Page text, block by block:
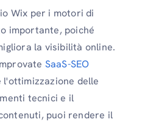
Wix per i motori di
importante, poiché
la visibilità online.
SaaS-SEO
delle
tecnici e il
puoi rendere il